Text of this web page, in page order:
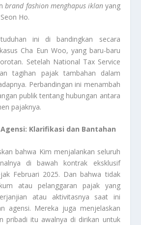
brand fashion menghapus iklanyang
Ho.
ini di bandingkan secara
Cha Eun Woo, yang baru-baru
Setelah National Tax Service
tagihan pajak tambahan dalam
Perbandingan ini menambah
publik tentang hubungan antara
pajaknya.
Klarifikasi dan Bantahan
bahwa Kim menjalankan seluruh
di bawah kontrak eksklusif
Februari 2025. Dan bahwa tidak
atau pelanggaran pajak yang
atau aktivitasnya saat ini
agensi. Mereka juga menjelaskan
pribadi itu awalnya di dirikan untuk